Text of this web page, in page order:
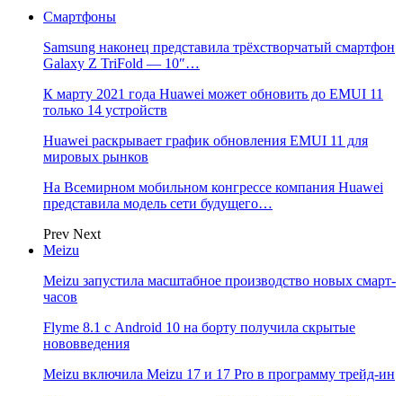
Смартфоны
Samsung наконец представила трёхстворчатый смартфон
Galaxy Z TriFold — 10″…
К марту 2021 года Huawei может обновить до EMUI 11
только 14 устройств
Huawei раскрывает график обновления EMUI 11 для
мировых рынков
На Всемирном мобильном конгрессе компания Huawei
представила модель сети будущего…
Prev Next
Meizu
Meizu запустила масштабное производство новых смарт-
часов
Flyme 8.1 с Android 10 на борту получила скрытые
нововведения
Meizu включила Meizu 17 и 17 Pro в программу трейд-ин